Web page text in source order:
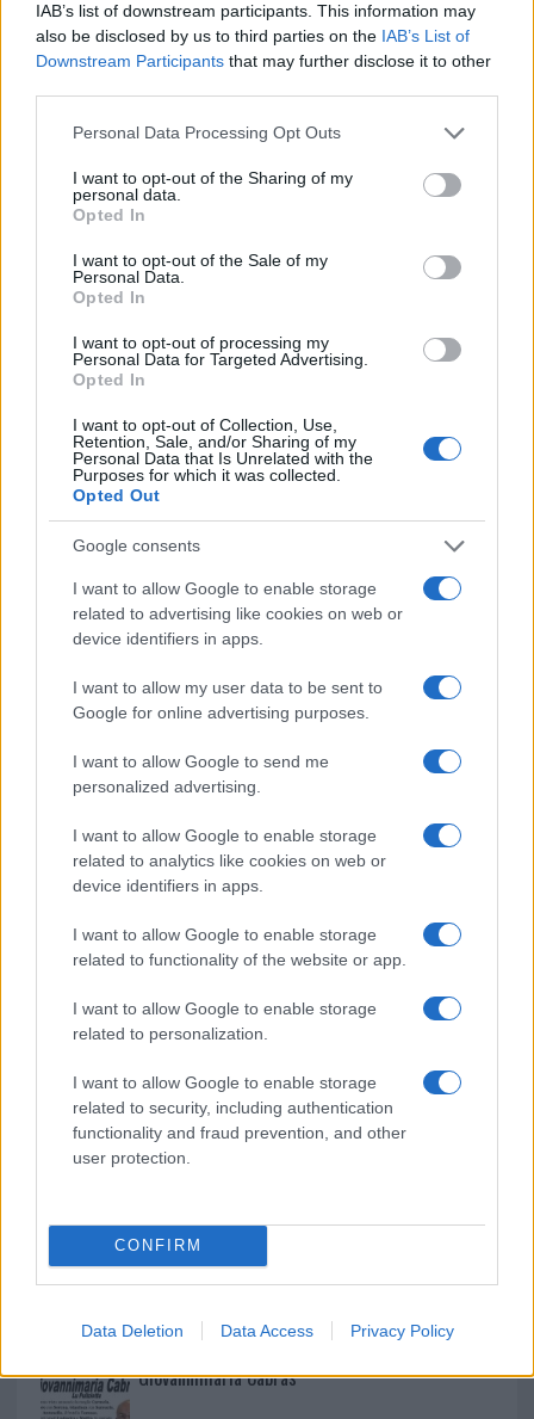
IAB’s list of downstream participants. This information may
also be disclosed by us to third parties on the IAB’s List of
Downstream Participants that may further disclose it to other
Please note that this website/app uses one or more Google
not limited to your visit or usage behaviour. You may click to
grant or deny consent to Google and its third-party tags to
use your data for below specified purposes in below Google
consent section.
Personal Data Processing Opt Outs
I want to opt-out of the Sharing of my
personal data.
Opted In
I want to opt-out of the Sale of my
Personal Data.
Opted In
I want to opt-out of processing my
Personal Data for Targeted Advertising.
Opted In
I want to opt-out of Collection, Use,
Retention, Sale, and/or Sharing of my
Personal Data that Is Unrelated with the
Purposes for which it was collected.
Opted Out
Google consents
I want to allow Google to enable storage
related to advertising like cookies on web or
device identifiers in apps.
I want to allow my user data to be sent to
Google for online advertising purposes.
I want to allow Google to send me
personalized advertising.
I want to allow Google to enable storage
related to analytics like cookies on web or
device identifiers in apps.
I want to allow Google to enable storage
related to functionality of the website or app.
I want to allow Google to enable storage
related to personalization.
I want to allow Google to enable storage
related to security, including authentication
functionality and fraud prevention, and other
user protection.
CONFIRM
Data Deletion Data Access Privacy Policy
Eventi in Gallura, da Jovanotti alla zuppa
gallurese: gli appuntamenti da non perdere
sequestri a Olbia e Arzachena
È morto Francesco Guccini, il maestro che
rifiutò la Costa Smeralda
Nuovo sportello rifiuti a Palau, una svolta per gli
utenti
NECROLOGIE
Mario Malu
Paolo Pinna
Martina Agostina Diturco
I nostri cari
I nostri cari
Giovannimaria Cabras